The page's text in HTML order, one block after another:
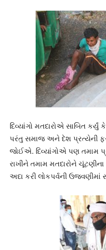
દિવ્યાંગો મતદારોએ સાબિત
પરંતુ સમાજ અને દેશ પ્રત્યેની
જોઈએ. દિવ્યાંગોએ પણ તમામ
રાખીને તમામ મતદારોને
અદા કરી લોકપર્વની ઉજવણીમાં